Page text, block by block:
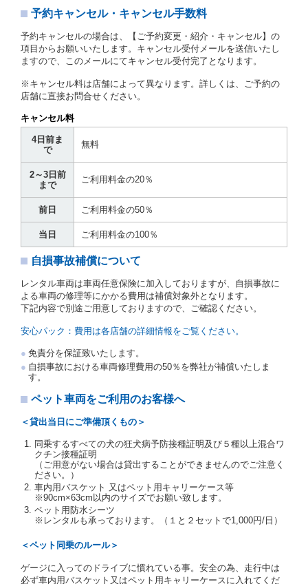
第７条（貸渡契約の締結）
借受人は第２条第１項に定める借受条件を明示し、当
社はこの約款、料金表等により貸渡条件を明示して、
貸渡契約を締結するものとします。ただし、貸し渡す
ことができるレンタカーがない場合又は借受人若しく
は運転者が第８条第１項若しくは第２項各号のいずれ
かに該当する場合を除きます。
１項に定める貸渡料金を支払うものとします。
運転者は、貸渡契約の締結にあたり、約款及び細則で
運転者の義務と定められた事項を遵守するものとしま
す。
当社は、監督官庁の基本通達（注１）に基づき、貸渡
簿(貸渡原票)及び第１３条第１項に規定する貸渡証に
運転者の氏名、住所、運転免許の種類及び運転免許証
（注２）の番号を記載し、又は運転者の運転免許証の
写しを添付するため、貸渡契約の締結にあたり、借受
人に対し、借受人の指定する運転者（以下「運転者」
といいます。）の運転免許証の提示を求めるほか、そ
の写しの提出を求めることがあります。この場合、借
を提示し、借受人と運転者が異なるときはその運転者
の運転免許証を提示するものとします。
注１）監督官庁の基本通達とは、国土交通省自動車
旅第138号 平成7年6月13日）の２．(10)及び(11)の
ことをいいます。
注２）運転免許証とは、道路交通法第９２条に規定
される運転免許証のうち、道路交通法施行規則第１
す。
に対し、運転免許証のほかに本人確認ができる書類の
あります。
当社は、貸渡契約の締結にあたり、借受期間中に借受
人及び運転者と連絡するための携帯電話番号等の告知
を求めます。
当社は、貸渡契約の締結にあたり、借受人に対し、ク
レジットカード若しくは現金による支払いを求め、又
はその他の支払方法を指定することがあります。
借受人は契約後の借受期間の延長はできないものとし
当社は、借受人又は運転者が前3項に従わない場合
は、貸渡契約の締結を拒絶するとともに、予約を取消
予約キャンセル・キャンセル手数料
予約キャンセルの場合は、【ご予約変更・紹介・キャンセル】の
項目からお願いいたします。キャンセル受付メールを送信いたし
ますので、このメールにてキャンセル受付完了となります。
※キャンセル料は店舗によって異なります。詳しくは、ご予約の
店舗に直接お問合せください。
キャンセル料
4日前ま
で
無料
2～3日前
まで
ご利用料金の20％
前日 ご利用料金の50％
当日 ご利用料金の100％
自損事故補償について
レンタル車両は車両任意保険に加入しておりますが、自損事故に
よる車両の修理等にかかる費用は補償対象外となります。
下記内容で別途ご用意しておりますので、ご確認ください。
安心パック：費用は各店舗の詳細情報をご覧ください。
免責分を保証致いたします。
自損事故における車両修理費用の50％を弊社が補償いたしま
す。
ペット車両をご利用のお客様へ
＜貸出当日にご準備頂くもの＞
同乗するすべての犬の狂犬病予防接種証明及び５種以上混合ワ
クチン接種証明
（ご用意がない場合は貸出することができませんのでご注意く
ださい。）
車内用バスケット 又はペット用キャリーケース等
※90cm×63cm以内のサイズでお願い致します。
ペット用防水シーツ
※レンタルも承っております。（１と２セットで1,000円/日）
＜ペット同乗のルール＞
ゲージに入ってのドライブに慣れている事。安全の為、走行中は
必ず車内用バスケット又はペット用キャリーケースに入れてくだ